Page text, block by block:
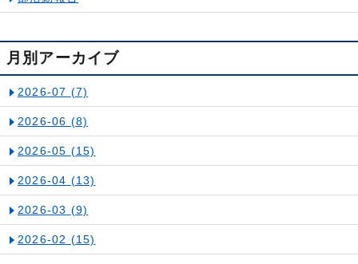
月別アーカイブ
2026-07 (7)
2026-06 (8)
2026-05 (15)
2026-04 (13)
2026-03 (9)
2026-02 (15)